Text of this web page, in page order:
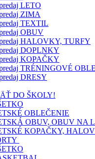
LETO
ZIMA
TEXTIL
OBUV
HALOVKY, TURFY
DOPLNKY
KOPAČKY
TRÉNINGOVÉ
DRESY
DO ŠKOLY!
OBLEČENIE
OBUV, OBUV NA
KOPAČKY,